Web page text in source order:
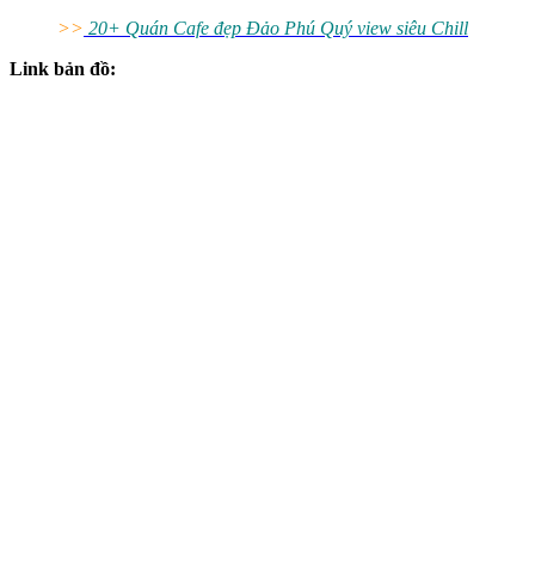
>> 20+ Quán Cafe đẹp Đảo Phú Quý view siêu Chill
Link bản đồ: